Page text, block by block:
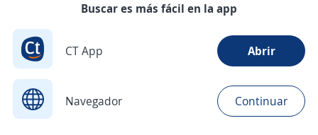
Buscar es más fácil en la app
CT App Abrir
Navegador Continuar